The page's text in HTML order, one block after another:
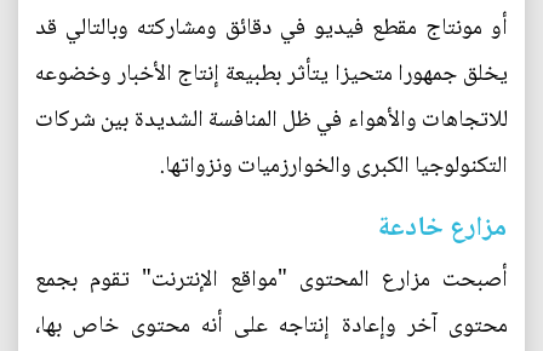
أو مونتاج مقطع فيديو في دقائق ومشاركته وبالتالي قد
يخلق جمهورا متحيزا يتأثر بطبيعة إنتاج الأخبار وخضوعه
للاتجاهات والأهواء في ظل المنافسة الشديدة بين شركات
التكنولوجيا الكبرى والخوارزميات ونزواتها.
مزارع خادعة
أصبحت مزارع المحتوى "مواقع الإنترنت" تقوم بجمع
محتوى آخر وإعادة إنتاجه على أنه محتوى خاص بها،